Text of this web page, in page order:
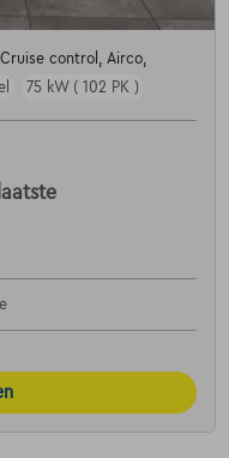
control, Airco,
75 kW ( 102 PK )